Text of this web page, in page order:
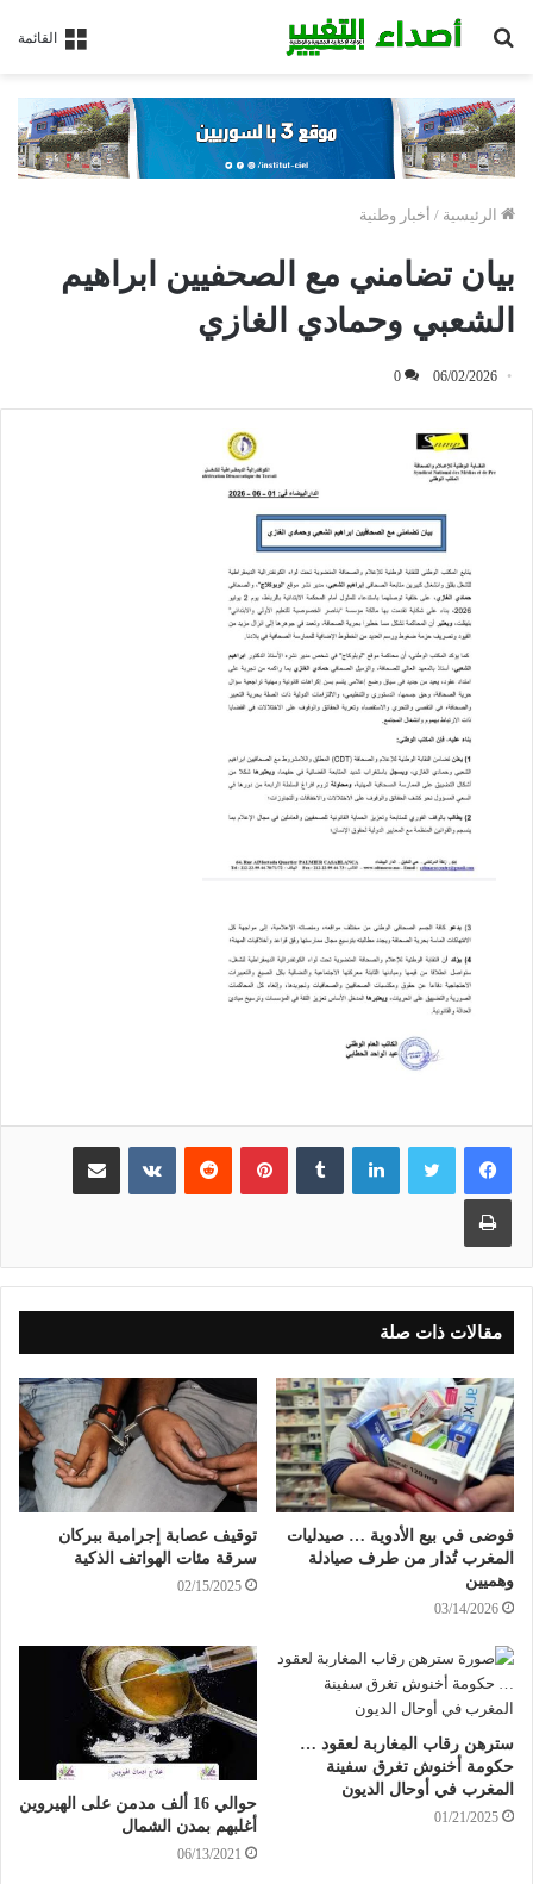
القائمة
الرئيسية / أخبار وطنية
بيان تضامني مع الصحفيين ابراهيم
الشعبي وحمادي الغازي
06/02/2026
0
لينكدإن بينتيريست مشاركة عبر البريد
طباعة
مقالات ذات صلة
فوضى في بيع الأدوية … صيدليات
المغرب تُدار من طرف صيادلة
وهميين
03/14/2026
توقيف عصابة إجرامية ببركان
سرقة مئات الهواتف الذكية
02/15/2025
سترهن رقاب المغاربة لعقود …
حكومة أخنوش تغرق سفينة
المغرب في أوحال الديون
01/21/2025
حوالي 16 ألف مدمن على الهيروين
أغلبهم بمدن الشمال
06/13/2021